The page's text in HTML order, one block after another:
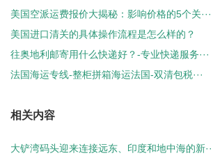
美国空派运费报价大揭秘：影响价格的5个关···
美国进口清关的具体操作流程是怎么样的？
往奥地利邮寄用什么快递好？-专业快递服务···
法国海运专线-整柜拼箱海运法国-双清包税···
相关内容
大铲湾码头迎来连接远东、印度和地中海的新